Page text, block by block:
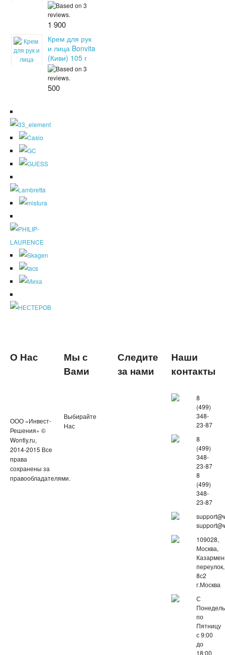
1 900
Крем для рук
и лица Bonvita
(Киви) 105 г
500
О Нас
ООО «Инвест-
Решения» ©
Wontly.ru,
2014-2015 Все
права
сохранены за
правообладателями.
Мы с
Вами
Выбирайте
Нас
Следите
за нами
Наши
контакты
8
(499)
348-
23-87
8
(499)
348-
23-87
8
(499)
348-
23-87
109028,
Москва,
переулок,
8с2
г.Москва
С
по
Пятницу
с 9:00
до
18:00